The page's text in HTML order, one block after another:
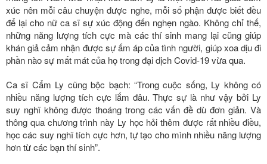
xúc nên mỗi câu chuyện được nghe, mỗi số phận được biết đều
để lại cho nữ ca sĩ sự xúc động đến nghẹn ngào. Không chỉ thế,
những năng lượng tích cực mà các thí sinh mang lại cũng giúp
khán giả cảm nhận được sự ấm áp của tình người, giúp xoa dịu đi
phần nào sự mất mát của họ trong đại dịch Covid-19 vừa qua.
Ca sĩ Cẩm Ly cũng bộc bạch: “Trong cuộc sống, Ly không có
nhiều năng lượng tích cực lắm đâu. Thực sự là như vậy bởi Ly
suy nghĩ không được thoáng trong các vấn đề dù đơn giản. Và
thông qua chương trình này Ly học hỏi thêm được rất nhiều điều,
học các suy nghĩ tích cực hơn, tự tạo cho mình nhiều năng lượng
hơn từ các bạn thí sinh”.